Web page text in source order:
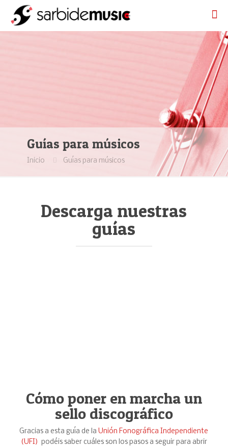
Guías para músicos
Inicio Guías para músicos
Descarga nuestras
guías
Cómo poner en marcha un
sello discográfico
Gracias a esta guía de laUnión Fonográfica Independiente
(UFI) podéis saber cuáles son los pasos a seguir para abrir